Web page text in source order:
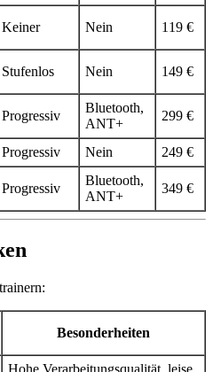
Keiner Nein 119 €
Stufenlos Nein 149 €
Progressiv
Bluetooth,
ANT+
299 €
Progressiv Nein
249 €
Progressiv
Bluetooth,
ANT+
349 €
Besonderheiten
Hohe Verarbeitungsqualität, leise